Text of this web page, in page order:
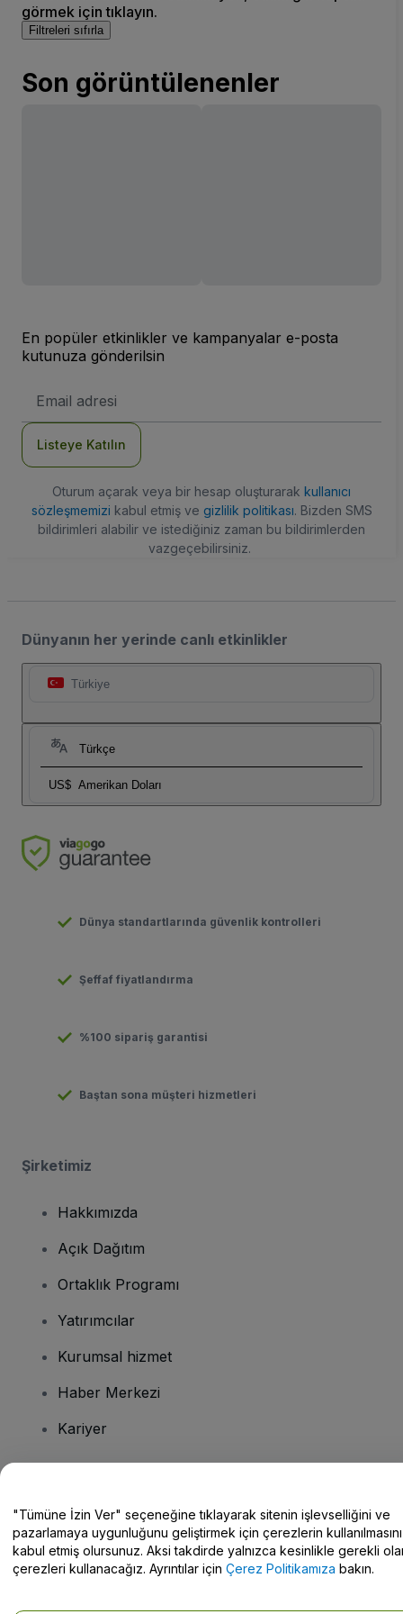
görmek için tıklayın.
Filtreleri sıfırla
Son görüntülenenler
En popüler etkinlikler ve kampanyalar e-posta
kutunuza gönderilsin
posta
Listeye Katılın
Oturum açarak veya bir hesap oluşturarak kullanıcı
sözleşmemizi kabul etmiş ve gizlilik politikası. Bizden SMS
bildirimleri alabilir ve istediğiniz zaman bu bildirimlerden
vazgeçebilirsiniz.
Dünyanın her yerinde canlı etkinlikler
Türkiye
Türkçe
US$ Amerikan Doları
Dünya standartlarında güvenlik kontrolleri
Şeffaf fiyatlandırma
%100 sipariş garantisi
Baştan sona müşteri hizmetleri
Şirketimiz
Hakkımızda
Açık Dağıtım
Ortaklık Programı
Yatırımcılar
Kurumsal hizmet
Haber Merkezi
Kariyer
Yardım Merkezi / Bize Ulaşın
"Tümüne İzin Ver" seçeneğine tıklayarak sitenin işlevselliğini ve
pazarlamaya uygunluğunu geliştirmek için çerezlerin kullanılmasını
kabul etmiş olursunuz. Aksi takdirde yalnızca kesinlikle gerekli
çerezleri kullanacağız. Ayrıntılar için Çerez Politikamıza bakın.